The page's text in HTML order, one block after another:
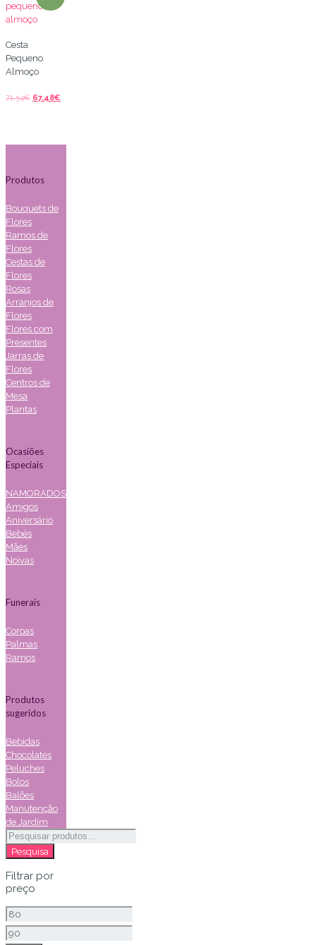
Cesta
Pequeno
Almoço
71.54€ 67.48€
Produtos
Bouquets de
Flores
Ramos de
Flores
Cestas de
Flores
Rosas
Arranjos de
Flores
Flores com
Presentes
Jarras de
Flores
Centros de
Mesa
Plantas
Ocasiões
Especiais
NAMORADOS
Amigos
Aniversário
Bebés
Mães
Noivas
Funerais
Coroas
Palmas
Ramos
Produtos
sugeridos
Bebidas
Chocolates
Peluches
Bolos
Balões
Manutenção
de Jardim
Pesquisar
por:
Pesquisa
Filtrar por
preço
Preço
mínimo
Preço